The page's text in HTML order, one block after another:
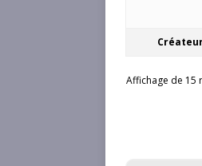
Affichage de 15